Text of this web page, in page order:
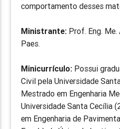
comportamento desses
Ministrante: Prof. Eng. Me.
Paes.
Minicurrículo: Possui
Civil pela Universidade
Mestrado em Engenharia
Universidade Santa Cecília
em Engenharia de